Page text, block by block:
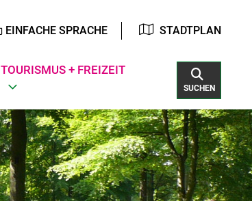
EINFACHE SPRACHE STADTPLAN
TOURISMUS + FREIZEIT
SUCHEN